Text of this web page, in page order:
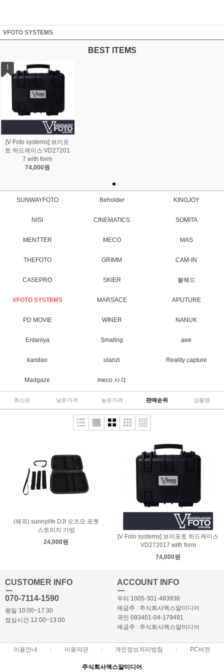
VFOTO SYSTEMS
BEST ITEMS
1
[V Foto systems] 브이포
토 하드케이스 VD27201
7 with form
74,000원
SUNWAYFOTO Beholder KINGJOY
NISI CINEMATICS SOMITA
MENTTER MECO MAS
THEFOTO GRIMM CAM-IN
CASEPRO SKIER 볼헤드
VFOTO SYSTEMS MARSACE APUTURE
PD MOVIE WINER NANUK
Entaniya Smallrig aee
kandao ulanzi Reality capture
Madgaze meco 사각
최신순 낮은가격 높은가격 판매순위 상품명
(해외) sunnylife DJI 오즈모 포켓
스토리지 가방
24,000원
[V Foto systems] 브이포토 하드케이스
VD272017 with form
74,000원
CUSTOMER INFO
ㅡ
070-7114-1590
평일 10:00~17:30
점심시간 12:00~13:00
ACCOUNT INFO
ㅡ
우리 1005-301-483936
예금주 : 주식회사엑스알미디어
국민 093401-04-179491
예금주 : 주식회사엑스알미디어
이용안내 이용약관 개인정보처리방침 PC버전
주식회사엑스알미디어